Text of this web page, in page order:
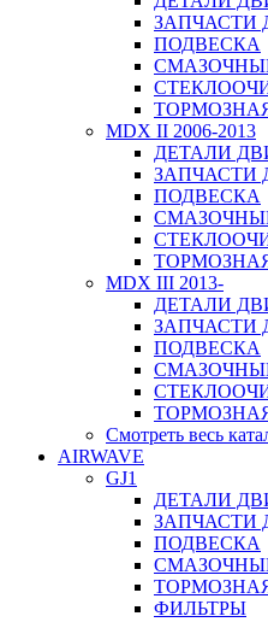
ЗАПЧАСТИ
ПОДВЕСКА
MDX II 2006-2013
ДЕТАЛИ
ЗАПЧАСТИ
ПОДВЕСКА
MDX III 2013-
ДЕТАЛИ
ЗАПЧАСТИ
ПОДВЕСКА
Смотреть весь
AIRWAVE
GJ1
ДЕТАЛИ
ЗАПЧАСТИ
ПОДВЕСКА
ФИЛЬТРЫ